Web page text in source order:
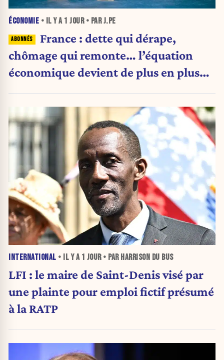
ÉCONOMIE • IL Y A 1 JOUR• PAR J.PE
France : dette qui dérape,
chômage qui remonte… l’équation
économique devient de plus en plus
INTERNATIONAL • IL Y A 1 JOUR• PAR HARRISON DU BUS
LFI : le maire de Saint-Denis visé par
une plainte pour emploi fictif présumé
à la RATP